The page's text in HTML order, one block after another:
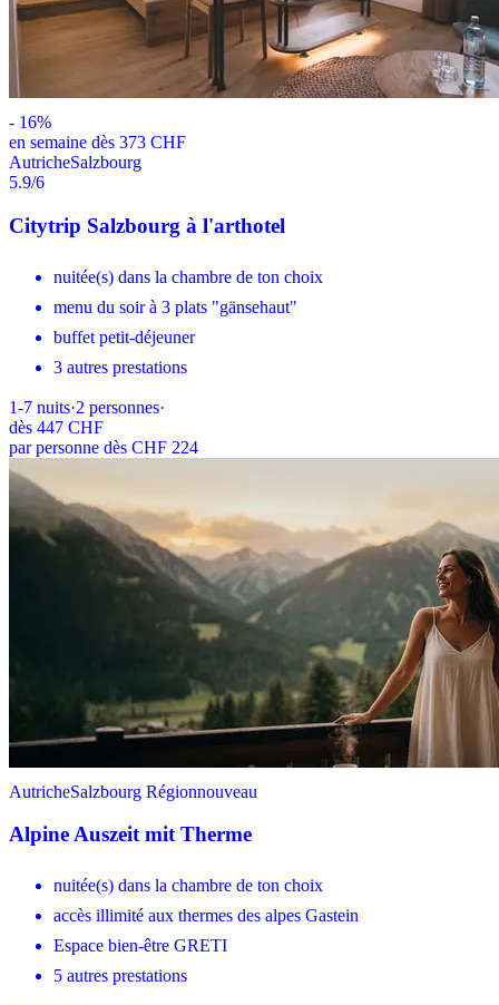
- 16%
en semaine dès 373 CHF
AutricheSalzbourg
5.9/6
Citytrip Salzbourg à l'arthotel
nuitée(s) dans la chambre de ton choix
menu du soir à 3 plats "gänsehaut"
buffet petit-déjeuner
3 autres prestations
1-7 nuits·2 personnes·
dès 447 CHF
par personne dès CHF 224
AutricheSalzbourg Régionnouveau
Alpine Auszeit mit Therme
nuitée(s) dans la chambre de ton choix
accès illimité aux thermes des alpes Gastein
Espace bien-être GRETI
5 autres prestations